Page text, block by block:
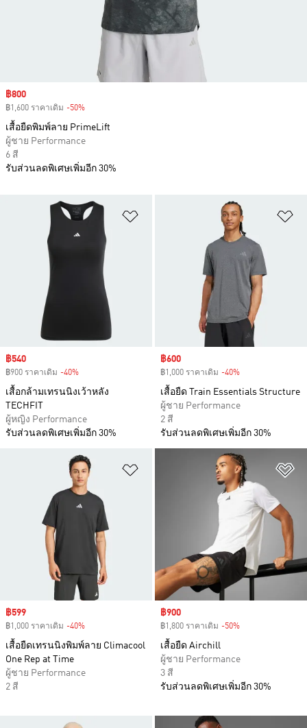
เพิ่มไปยังรายการสินค้าโปรด
Sale price
฿540
฿900 ราคาเดิม -40%
เสื้อกล้ามเทรนนิงเว้าหลัง
TECHFIT
ผู้หญิง Performance
รับส่วนลดพิเศษเพิ่มอีก 30%
Sale price
฿600
฿1,000 ราคาเดิม -40%
เสื้อยืด Train Essentials Structure
ผู้ชาย Performance
2 สี
รับส่วนลดพิเศษเพิ่มอีก 30%
เพิ่มไปยังรายการสินค้าโปรด
Sale price
฿599
฿1,000 ราคาเดิม -40%
เสื้อยืดเทรนนิงพิมพ์ลาย Climacool
One Rep at Time
ผู้ชาย Performance
2 สี
Sale price
฿900
฿1,800 ราคาเดิม -50%
เสื้อยืด Airchill
ผู้ชาย Performance
3 สี
รับส่วนลดพิเศษเพิ่มอีก 30%
Sale price
฿800
฿1,600 ราคาเดิม -50%
เสื้อยืดพิมพ์ลาย PrimeLift
ผู้ชาย Performance
6 สี
รับส่วนลดพิเศษเพิ่มอีก 30%